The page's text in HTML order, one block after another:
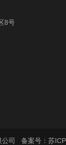
8号
公司 备案号：苏